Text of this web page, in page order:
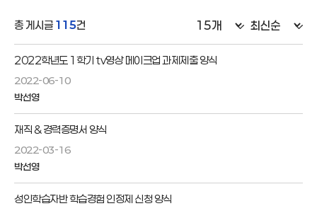
총 게시글 115건
2022학년도 1학기 tv영상 메이크업 과제제출 양식
2022-06-10
박선영
재직 & 경력증명서 양식
2022-03-16
박선영
성인학습자반 학습경험 인정제 신청 양식